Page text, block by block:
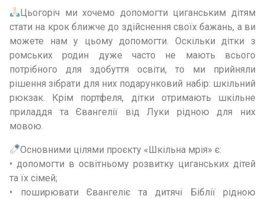
Цьогоріч ми хочемо допомогти циганським дітям
стати на крок ближче до здійснення своїх бажань, а ви
можете нам у цьому допомогти. Оскільки дітки з
ромських родин дуже часто не мають всього
потрібного для здобуття освіти, то ми прийняли
рішення зібрати для них подарунковий набір: шкільний
рюкзак. Крім портфеля, дітки отримають шкільне
приладдя та Євангелії від Луки рідною для них
мовою.
Основними цілями проєкту «Шкільна мрія» є:
• допомогти в освітньому розвитку циганських дітей
та їх сімей;
• поширювати Євангеліє та дитячі Біблії рідною